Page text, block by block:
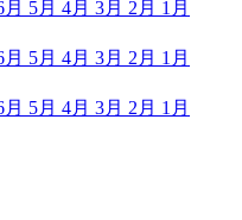
月 5月 4月 3月 2月 1月
月 5月 4月 3月 2月 1月
月 5月 4月 3月 2月 1月